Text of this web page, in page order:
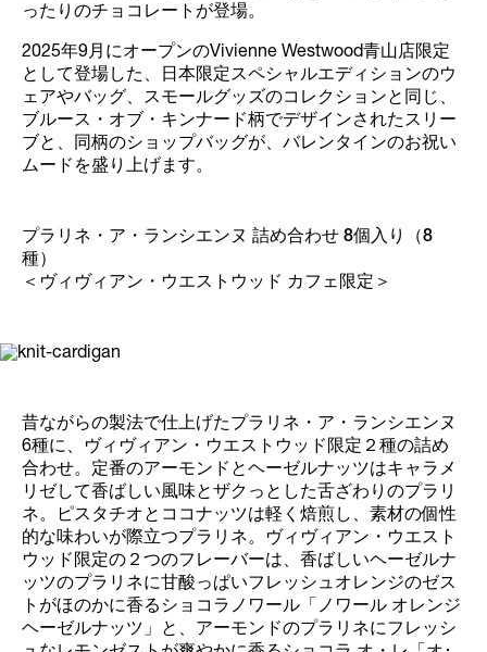
ったりのチョコレートが登場。
2025年9月にオープンのVivienne Westwood青山店限定
として登場した、日本限定スペシャルエディションのウ
ェアやバッグ、スモールグッズのコレクションと同じ、
ブルース・オブ・キンナード柄でデザインされたスリー
ブと、同柄のショップバッグが、バレンタインのお祝い
ムードを盛り上げます。
プラリネ・ア・ランシエンヌ 詰め合わせ 8個入り（8
種）
＜ヴィヴィアン・ウエストウッド カフェ限定＞
昔ながらの製法で仕上げたプラリネ・ア・ランシエンヌ
6種に、ヴィヴィアン・ウエストウッド限定２種の詰め
合わせ。定番のアーモンドとヘーゼルナッツはキャラメ
リゼして香ばしい風味とザクっとした舌ざわりのプラリ
ネ。ピスタチオとココナッツは軽く焙煎し、素材の個性
的な味わいが際立つプラリネ。ヴィヴィアン・ウエスト
ウッド限定の２つのフレーバーは、香ばしいヘーゼルナ
ッツのプラリネに甘酸っぱいフレッシュオレンジのゼス
トがほのかに香るショコラノワール「ノワール オレンジ
ヘーゼルナッツ」と、アーモンドのプラリネにフレッシ